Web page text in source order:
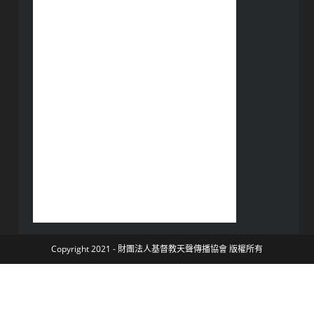
Copyright 2021 - 財團法人基督教天聲傳播協會 版權所有